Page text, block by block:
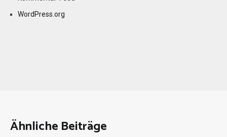
WordPress.org
Ähnliche Beiträge